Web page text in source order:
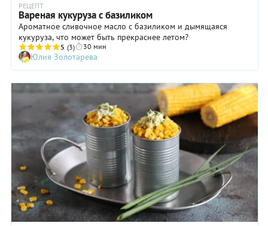
РЕЦЕПТ
Вареная кукуруза с базиликом
Ароматное сливочное масло с базиликом и дымящаяся
кукуруза, что может быть прекраснее летом?
5 (3) 30 мин
Юлия Золотарева